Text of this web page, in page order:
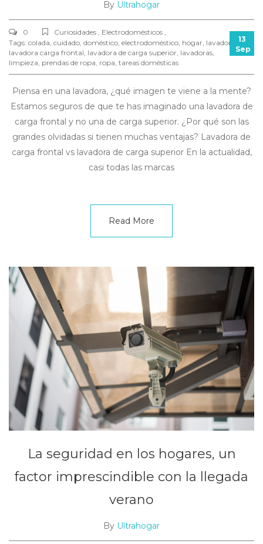
By Ultrahogar
0
Curiosidades , Electrodomésticos ,
Tags: colada, cuidado, doméstico, electrodoméstico, hogar, lavadora
lavadora carga frontal, lavadora de carga superior, lavadoras,
limpieza, prendas de ropa, ropa, tareas domésticas
13
Sep
Piensa en una lavadora, ¿qué imagen te viene a la mente?
Estamos seguros de que te has imaginado una lavadora de
carga frontal y no una de carga superior. ¿Por qué son las
grandes olvidadas si tienen muchas ventajas? Lavadora de
carga frontal vs lavadora de carga superior En la actualidad,
casi todas las marcas
Read More
La seguridad en los hogares, un
factor imprescindible con la llegada
verano
By Ultrahogar